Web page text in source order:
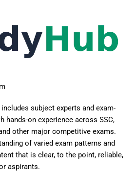
subject experts and exam-
hands-on experience across SSC,
other major competitive exams.
of varied exam patterns and
that is clear, to the point, reliable,
aspirants.